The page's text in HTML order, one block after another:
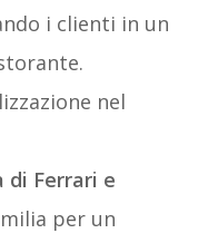
i clienti in un
nel
di Ferrari e
per un